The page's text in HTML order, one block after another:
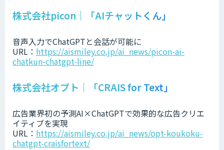
株式会社picon｜「AIチャットくん」
音声入力でChatGPTと会話が可能に
URL： https://aismiley.co.jp/ai_news/picon-ai-
chatkun-chatgpt-line/
株式会社オプト｜「CRAIS for Text」
広告業界初の予測AI×ChatGPTで効果的な広告クリエ
イティブを実現
URL： https://aismiley.co.jp/ai_news/opt-koukoku-
chatgpt-craisfortext/